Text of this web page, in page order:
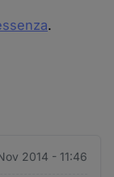
.
2014 - 11:46